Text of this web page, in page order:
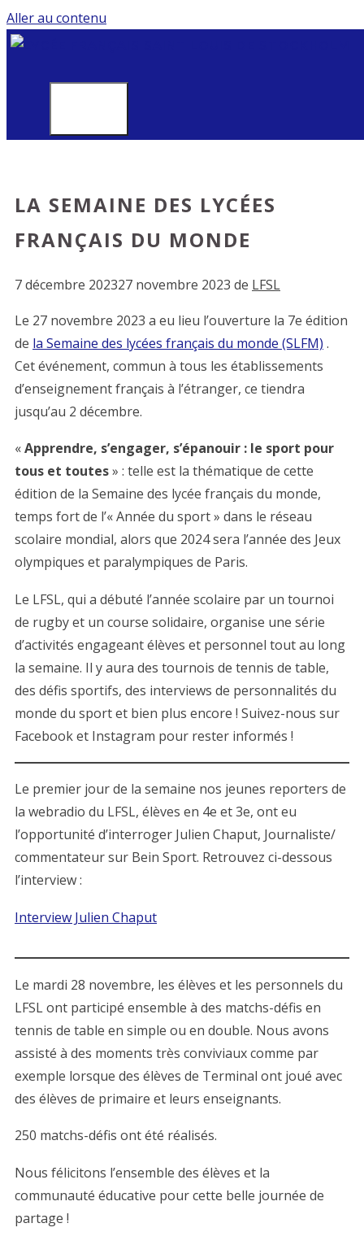
Aller au contenu
LA SEMAINE DES LYCÉES
FRANÇAIS DU MONDE
7 décembre 202327 novembre 2023 de LFSL
Le 27 novembre 2023 a eu lieu l’ouverture la 7e édition
de la Semaine des lycées français du monde (SLFM) .
Cet événement, commun à tous les établissements
d’enseignement français à l’étranger, ce tiendra
jusqu’au 2 décembre.
«Apprendre, s’engager, s’épanouir : le sport pour
tous et toutes» : telle est la thématique de cette
édition de la Semaine des lycée français du monde,
temps fort de l’« Année du sport » dans le réseau
scolaire mondial, alors que 2024 sera l’année des Jeux
olympiques et paralympiques de Paris.
Le LFSL, qui a débuté l’année scolaire par un tournoi
de rugby et un course solidaire, organise une série
d’activités engageant élèves et personnel tout au long
la semaine. Il y aura des tournois de tennis de table,
des défis sportifs, des interviews de personnalités du
monde du sport et bien plus encore ! Suivez-nous sur
Facebook et Instagram pour rester informés !
Le premier jour de la semaine nos jeunes reporters de
la webradio du LFSL, élèves en 4e et 3e, ont eu
l’opportunité d’interroger Julien Chaput, Journaliste/
commentateur sur Bein Sport. Retrouvez ci-dessous
l’interview :
Interview Julien Chaput
Le mardi 28 novembre, les élèves et les personnels du
LFSL ont participé ensemble à des matchs-défis en
tennis de table en simple ou en double. Nous avons
assisté à des moments très conviviaux comme par
exemple lorsque des élèves de Terminal ont joué avec
des élèves de primaire et leurs enseignants.
250 matchs-défis ont été réalisés.
Nous félicitons l’ensemble des élèves et la
communauté éducative pour cette belle journée de
partage !